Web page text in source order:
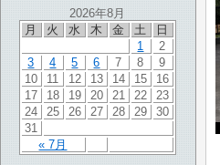
2026年8月
月
火 水 木 金 土 日
« 7月
1
2
3
4 5 6 7 8
9
10
11 12 13 14 15
16
17
18 19 20 21 22
23
24
25 26 27 28 29
30
31